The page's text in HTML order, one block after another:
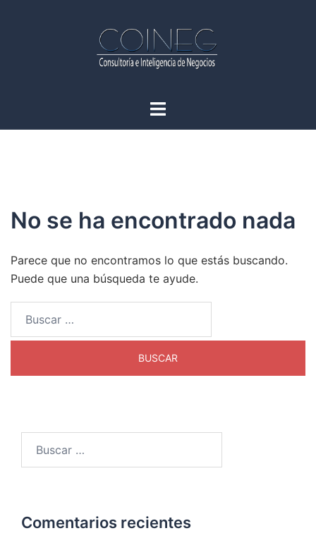
Alternar
No se ha encontrado nada
Parece que no encontramos lo que estás buscando.
Puede que una búsqueda te ayude.
Comentarios recientes